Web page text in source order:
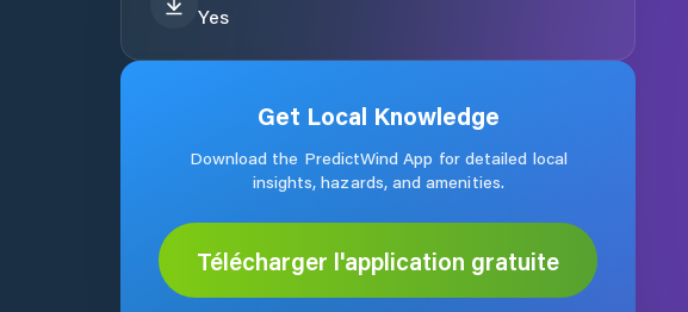
Yes
Get Local Knowledge
Download the PredictWind App for detailed local
insights, hazards, and amenities.
Télécharger l'application gratuite